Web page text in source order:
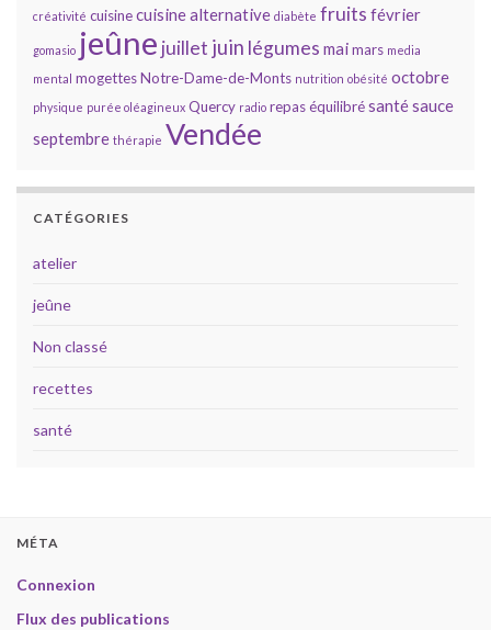
créativité cuisinecuisine alternative diabète fruits février
gomasio jeûne juillet juin légumes maimars media
mental mogettesNotre-Dame-de-Monts nutrition obésité octobre
physique purée oléagineux Quercy radio repas équilibrésantésauce
septembre thérapie Vendée
CATÉGORIES
atelier
jeûne
Non classé
recettes
santé
MÉTA
Connexion
Flux des publications